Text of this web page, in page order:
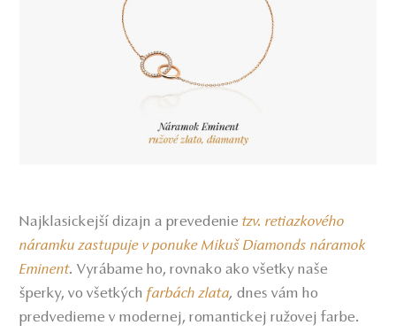
Najklasickejší dizajn a prevedenietzv. retiazkového
náramku zastupuje v ponuke Mikuš Diamonds náramok
Eminent.Vyrábame ho, rovnako ako všetky naše
šperky, vo všetkých farbách zlata,dnes vám ho
predvedieme v modernej, romantickej ružovej farbe.